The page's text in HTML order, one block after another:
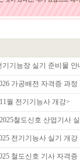
기기능장 실기 준비물 안
가공배전 자격증 과정
월 전기기능사 개강>
철도신호 산업기사
전기기능사 실기 개강
철도신호 기사 자격증